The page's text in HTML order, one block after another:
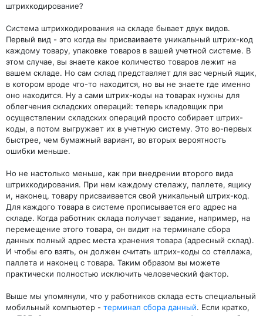
штрихкодирование?
Система штрихкодирования на складе бывает двух видов.
Первый вид - это когда вы присваиваете уникальный штрих-код
каждому товару, упаковке товаров в вашей учетной системе. В
этом случае, вы знаете какое количество товаров лежит на
вашем складе. Но сам склад представляет для вас черный ящик,
в котором вроде что-то находится, но вы не знаете где именно
оно находится. Ну а сами штрих-коды на товарах нужны для
облегчения складских операций: теперь кладовщик при
осуществлении складских операций просто собирает штрих-
коды, а потом выгружает их в учетную систему. Это во-первых
быстрее, чем бумажный вариант, во вторых вероятность
ошибки меньше.
Но не настолько меньше, как при внедрении второго вида
штрихкодирования. При нем каждому стелажу, паллете, ящику
и, наконец, товару присваивается свой уникальный штрих-код.
Для каждого товара в системе прописывается его адрес на
складе. Когда работник склада получает задание, например, на
перемещение этого товара, он видит на терминале сбора
данных полный адрес места хранения товара (адресный склад).
И чтобы его взять, он должен считать штрих-коды со стеллажа,
паллета и наконец с товара. Таким образом вы можете
практически полностью исключить человеческий фактор.
Выше мы упомянули, что у работников склада есть специальный
мобильный компьютер - терминал сбора данный. Если кратко,